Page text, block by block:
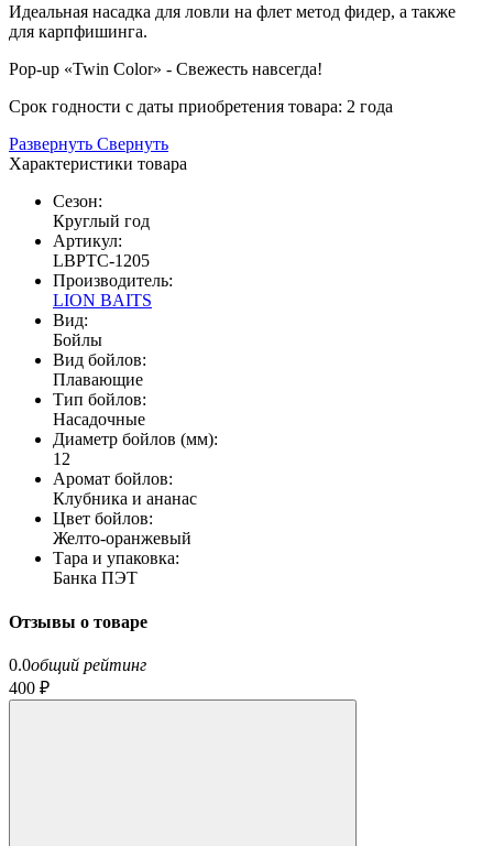
Идеальная насадка для ловли на флет метод фидер, а также
для карпфишинга.
Pop-up «Twin Color» - Свежесть навсегда!
Срок годности с даты приобретения товара: 2 года
Развернуть Свернуть
Характеристики товара
Сезон:
Круглый год
Артикул:
LBPTC-1205
Производитель:
LION BAITS
Вид:
Бойлы
Вид бойлов:
Плавающие
Тип бойлов:
Насадочные
Диаметр бойлов (мм):
12
Аромат бойлов:
Клубника и ананас
Цвет бойлов:
Желто-оранжевый
Тара и упаковка:
Банка ПЭТ
Отзывы о товаре
0.0общий рейтинг
400 ₽